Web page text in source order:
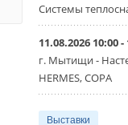
Системы
11.08.2026 10:00 -
г. Мытищи -
HERMES, COPA
Выставки